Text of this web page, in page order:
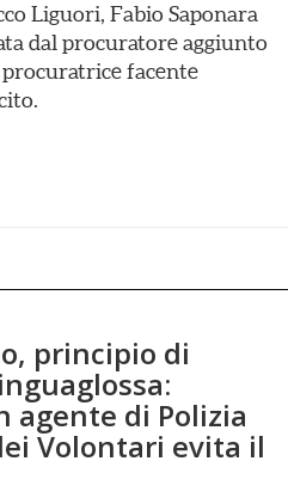
Liguori, Fabio Saponara
dal procuratore aggiunto
procuratrice facente
principio di
agente di Polizia
Volontari evita il